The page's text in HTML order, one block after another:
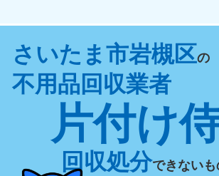
さいたま市岩槻区の
不用品回収業者
片付け
回収処分できないも